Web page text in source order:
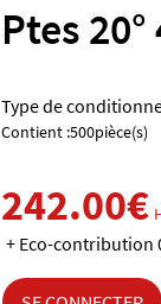
Ptes
Type de
Contient :500pièce(s)
242.00€
+ Eco-contribution